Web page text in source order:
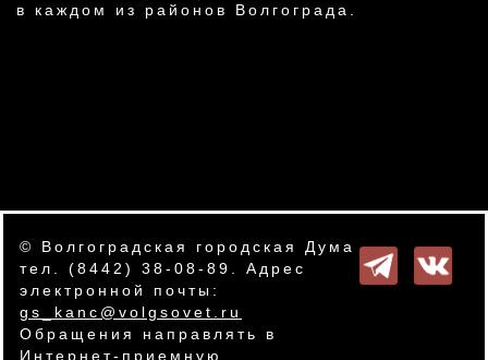
в каждом из районов Волгограда.
© Волгоградская городская Дума
тел. (8442) 38-08-89. Адрес
электронной почты:
gs_kanc@volgsovet.ru
Обращения направлять в
Интернет-приемную